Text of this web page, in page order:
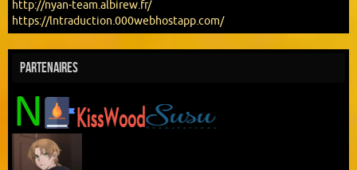
http://nyan-team.albirew.fr/
https://lntraduction.000webhostapp.com/
Partenaires